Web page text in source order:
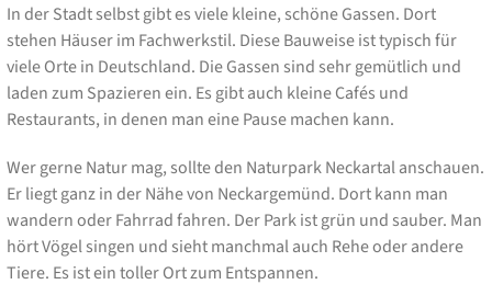
In der Stadt selbst gibt es viele kleine, schöne Gassen. Dort
stehen Häuser im Fachwerkstil. Diese Bauweise ist typisch für
viele Orte in Deutschland. Die Gassen sind sehr gemütlich und
laden zum Spazieren ein. Es gibt auch kleine Cafés und
Restaurants, in denen man eine Pause machen kann.
Wer gerne Natur mag, sollte den Naturpark Neckartal anschauen.
Er liegt ganz in der Nähe von Neckargemünd. Dort kann man
wandern oder Fahrrad fahren. Der Park ist grün und sauber. Man
hört Vögel singen und sieht manchmal auch Rehe oder andere
Tiere. Es ist ein toller Ort zum Entspannen.